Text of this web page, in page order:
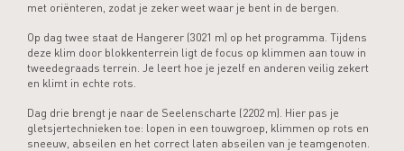
met oriënteren, zodat je zeker weet waar je bent in de bergen.
Op dag twee staat de Hangerer (3021 m) op het programma. Tijdens
deze klim door blokkenterrein ligt de focus op klimmen aan touw in
tweedegraads terrein. Je leert hoe je jezelf en anderen veilig zekert
en klimt in echte rots.
Dag drie brengt je naar de Seelenscharte (2202 m). Hier pas je
gletsjertechnieken toe: lopen in een touwgroep, klimmen op rots en
sneeuw, abseilen en het correct laten abseilen van je teamgenoten.